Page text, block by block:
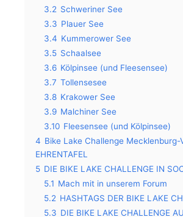
3.2 Schweriner See
3.3 Plauer See
3.4 Kummerower See
3.5 Schaalsee
3.6 Kölpinsee (und Fleesensee)
3.7 Tollensesee
3.8 Krakower See
3.9 Malchiner See
3.10 Fleesensee (und Kölpinsee)
4 Bike Lake Challenge Mecklenburg-
EHRENTAFEL
5 DIE BIKE LAKE CHALLENGE IN
5.1 Mach mit in unserem Forum
5.2 HASHTAGS DER BIKE LAKE
5.3 DIE BIKE LAKE CHALLENGE